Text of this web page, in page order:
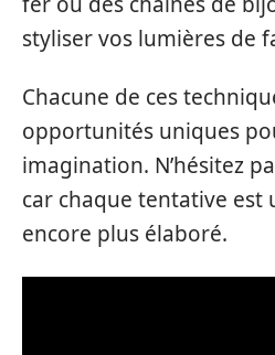
styliser vos lumières de
Chacune de ces
opportunités uniques
imagination. N’hésitez
car chaque tentative est
encore plus élaboré.